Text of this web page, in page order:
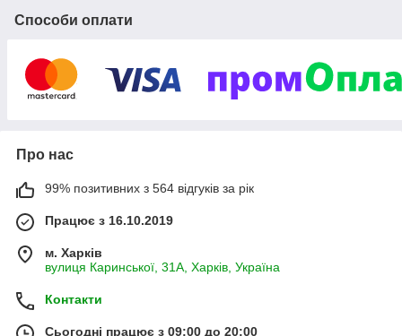
Способи оплати
Про нас
99% позитивних з 564 відгуків за рік
Працює з 16.10.2019
м. Харків
вулиця Каринської, 31А, Харків, Україна
Контакти
Сьогодні працює з 09:00 до 20:00